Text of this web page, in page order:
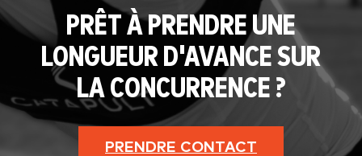
PRÊT À PRENDRE UNE
LONGUEUR D'AVANCE SUR
LA CONCURRENCE ?
PRENDRE CONTACT